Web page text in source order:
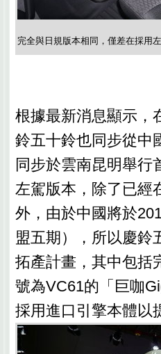
完全與日規版本相同，僅差在採用
根據最新消息顯示，
鈴五十鈴也同步從中
同步於雲南昆明舉行
左駕版本，除了已經
外，由於中國將於
盟五期），所以慶鈴
拓產計畫，其中包括
號為VC61的「巨咖
採用進口引擎本體以